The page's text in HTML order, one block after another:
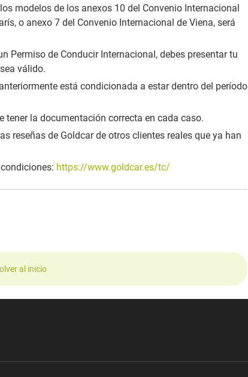
modelos de los anexos 10 del Convenio Internacional
o anexo 7 del Convenio Internacional de Viena, será
Permiso de Conducir Internacional, debes presentar tu
válido.
está condicionada a estar dentro del período
tener la documentación correcta en cada caso.
reseñas de Goldcar de otros clientes reales que ya han
https://www.goldcar.es/tc/
al inicio